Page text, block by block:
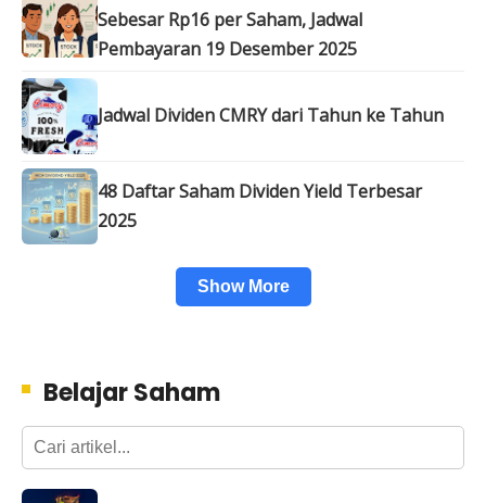
Sebesar Rp16 per Saham, Jadwal
Pembayaran 19 Desember 2025
Jadwal Dividen CMRY dari Tahun ke Tahun
48 Daftar Saham Dividen Yield Terbesar
2025
Show More
Belajar Saham